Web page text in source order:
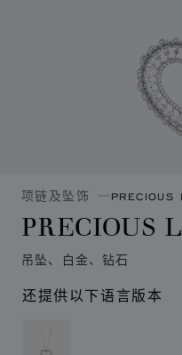
项链及坠饰
PRECIOUS
吊坠、白金、钻石
还提供以下语言版本